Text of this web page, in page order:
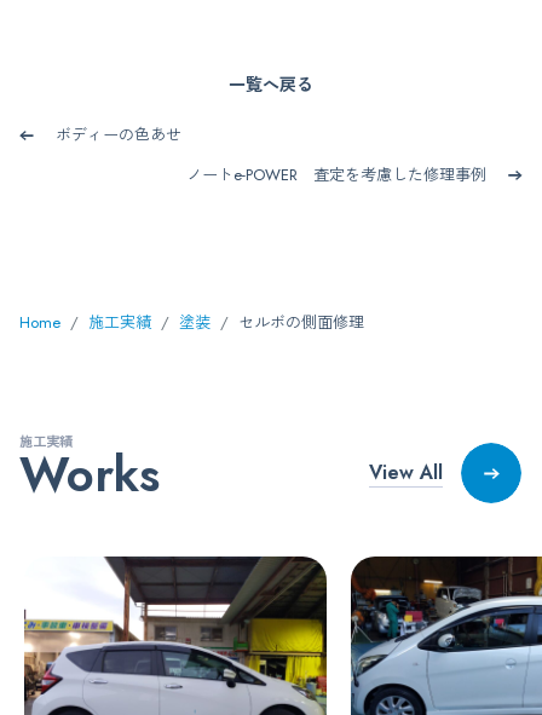
一覧へ戻る
ボディーの色あせ
ノートe-POWER 査定を考慮した修理事例
Home 施工実績 塗装 セルボの側面修理
施工実績
Works View All